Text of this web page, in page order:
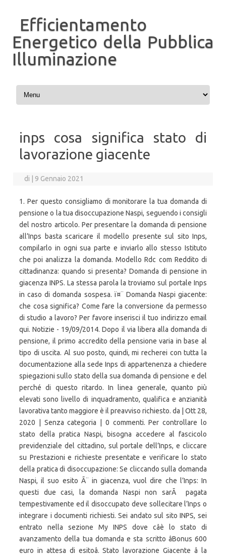
Efficientamento
Energetico della Pubblica
Illuminazione
Vai al contenuto
inps cosa significa stato di
lavorazione giacente
di 9 Gennaio 2021
1. Per questo consigliamo di monitorare la tua domanda di
pensione o la tua disoccupazione Naspi, seguendo i consigli
del nostro articolo. Per presentare la domanda di pensione
all’Inps basta scaricare il modello presente sul sito Inps,
compilarlo in ogni sua parte e inviarlo allo stesso Istituto
che poi analizza la domanda. Modello Rdc com Reddito di
cittadinanza: quando si presenta? Domanda di pensione in
giacenza INPS. La stessa parola la troviamo sul portale Inps
in caso di domanda sospesa. ï¤¨ Domanda Naspi giacente:
che cosa significa? Come fare la conversione da permesso
di studio a lavoro? Per favore inserisci il tuo indirizzo email
qui. Notizie - 19/09/2014. Dopo il via libera alla domanda di
pensione, il primo accredito della pensione varia in base al
tipo di uscita. Al suo posto, quindi, mi recherei con tutta la
documentazione alla sede Inps di appartenenza a chiedere
spiegazioni sullo stato della sua domanda di pensione e del
perché di questo ritardo. In linea generale, quanto più
elevati sono livello di inquadramento, qualifica e anzianità
lavorativa tanto maggiore è il preavviso richiesto. da | Ott 28,
2020 | Senza categoria | 0 commenti. Per controllare lo
stato della pratica Naspi, bisogna accedere al fascicolo
previdenziale del cittadino, sul portale dell’Inps, e cliccare
su Prestazioni e richieste presentate e verificare lo stato
della pratica di disoccupazione: Se cliccando sulla domanda
Naspi, il suo esito Ã¨ in giacenza, vuol dire che l’Inps: In
questi due casi, la domanda Naspi non sarÃ pagata
tempestivamente ed il disoccupato deve sollecitare l’Inps o
integrare i documenti richiesti. Sei andato sul sito INPS, sei
entrato nella sezione My INPS dove câè lo stato di
avanzamento della tua domanda e sta scritto âBonus 600
euro in attesa di esitoâ. Stato lavorazione Giacente â la